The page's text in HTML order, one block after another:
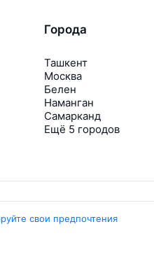
Города
Ташкент
Москва
Белен
Наманган
Самарканд
Ещё 5 городов
свои предпочтения